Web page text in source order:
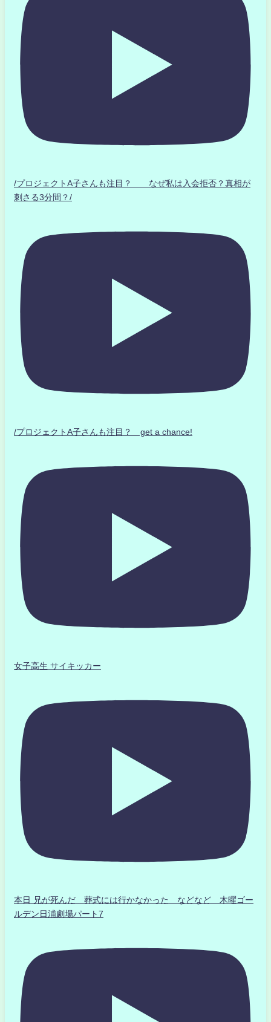
/プロジェクトA子さんも注目？ なぜ私は入会拒否？真相が
刺さる3分間？/
/プロジェクトA子さんも注目？ get a chance!
女子高生 サイキッカー
本日 兄が死んだ 葬式には行かなかった などなど 木曜ゴー
ルデン日浦劇場パート7